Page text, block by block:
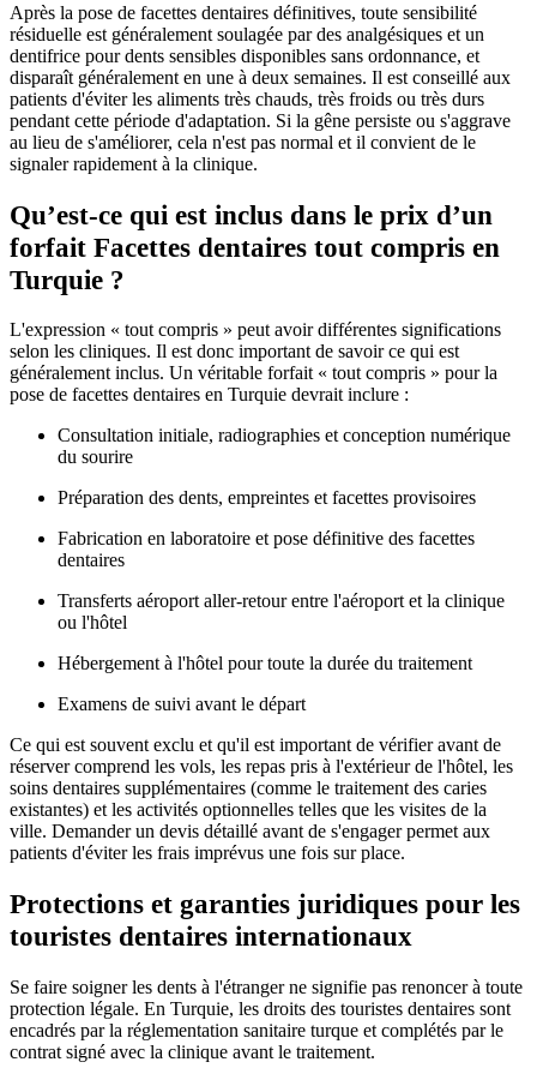
Après la pose de facettes dentaires définitives, toute sensibilité
résiduelle est généralement soulagée par des analgésiques et un
dentifrice pour dents sensibles disponibles sans ordonnance, et
disparaît généralement en une à deux semaines. Il est conseillé aux
patients d'éviter les aliments très chauds, très froids ou très durs
pendant cette période d'adaptation. Si la gêne persiste ou s'aggrave
au lieu de s'améliorer, cela n'est pas normal et il convient de le
signaler rapidement à la clinique.
Qu’est-ce qui est inclus dans le prix d’un
forfait Facettes dentaires tout compris en
Turquie ?
L'expression « tout compris » peut avoir différentes significations
selon les cliniques. Il est donc important de savoir ce qui est
généralement inclus. Un véritable forfait « tout compris » pour la
pose de facettes dentaires en Turquie devrait inclure :
Consultation initiale, radiographies et conception numérique
du sourire
Préparation des dents, empreintes et facettes provisoires
Fabrication en laboratoire et pose définitive des facettes
dentaires
Transferts aéroport aller-retour entre l'aéroport et la clinique
ou l'hôtel
Hébergement à l'hôtel pour toute la durée du traitement
Examens de suivi avant le départ
Ce qui est souvent exclu et qu'il est important de vérifier avant de
réserver comprend les vols, les repas pris à l'extérieur de l'hôtel, les
soins dentaires supplémentaires (comme le traitement des caries
existantes) et les activités optionnelles telles que les visites de la
ville. Demander un devis détaillé avant de s'engager permet aux
patients d'éviter les frais imprévus une fois sur place.
Protections et garanties juridiques pour les
touristes dentaires internationaux
Se faire soigner les dents à l'étranger ne signifie pas renoncer à toute
protection légale. En Turquie, les droits des touristes dentaires sont
encadrés par la réglementation sanitaire turque et complétés par le
contrat signé avec la clinique avant le traitement.